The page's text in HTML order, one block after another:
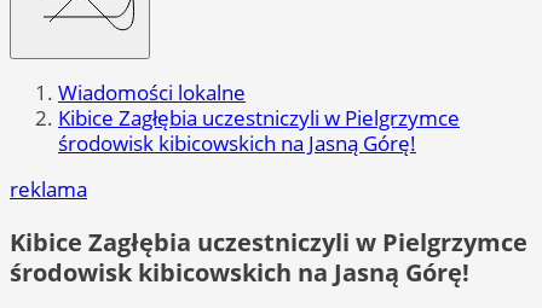
Wiadomości lokalne
Kibice Zagłębia uczestniczyli w Pielgrzymce
środowisk kibicowskich na Jasną Górę!
reklama
Kibice Zagłębia uczestniczyli w Pielgrzymce
środowisk kibicowskich na Jasną Górę!